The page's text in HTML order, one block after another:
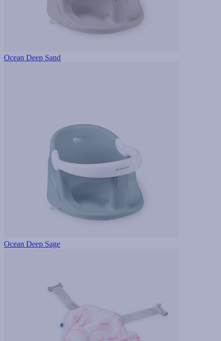
Ocean Deep Sand
Ocean Deep Sage